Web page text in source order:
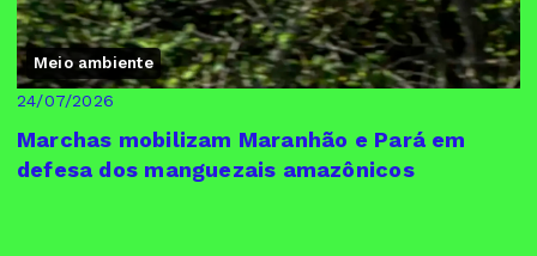
Meio ambiente
24/07/2026
Marchas mobilizam Maranhão e Pará em
defesa dos manguezais amazônicos